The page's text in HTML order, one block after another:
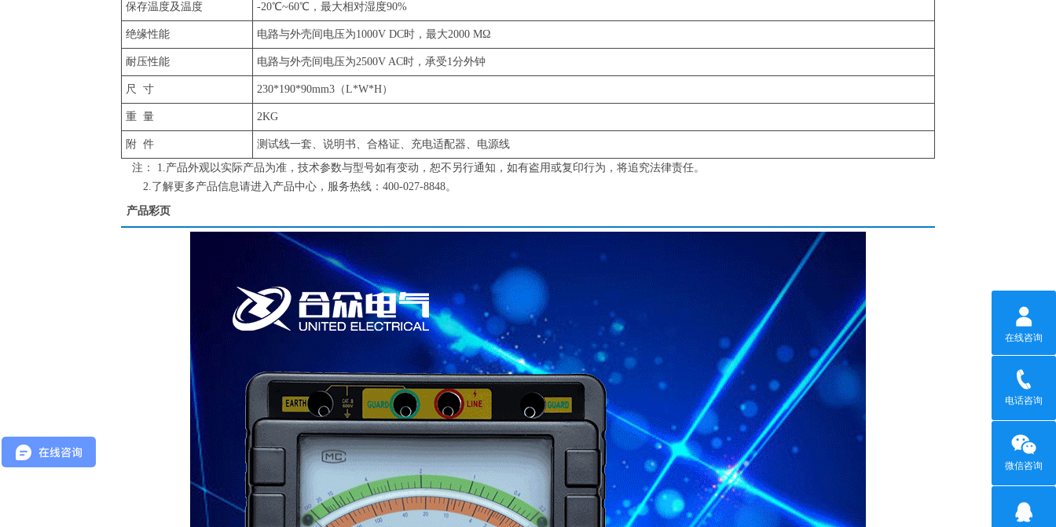
保存温度及温度 -20℃~60℃，最大相对湿度90%
绝缘性能 电路与外壳间电压为1000V DC时，最大2000 MΩ
耐压性能 电路与外壳间电压为2500V AC时，承受1分外钟
尺 寸 230*190*90mm3（L*W*H）
重 量 2KG
附 件
测试线一套、说明书、合格证、充电适配器、电源线
注： 1.产品外观以实际产品为准，技术参数与型号如有变动，恕不另行通知，如有盗用或复印行为，将追究法律责任。
2.了解更多产品信息请进入产品中心，服务热线：400-027-8848。
产品彩页
在线咨询
电话咨询
微信咨询